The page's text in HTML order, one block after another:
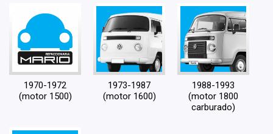
1970-1972
(motor 1500)
1973-1987
(motor 1600)
1988-1993
(motor 1800
carburado)